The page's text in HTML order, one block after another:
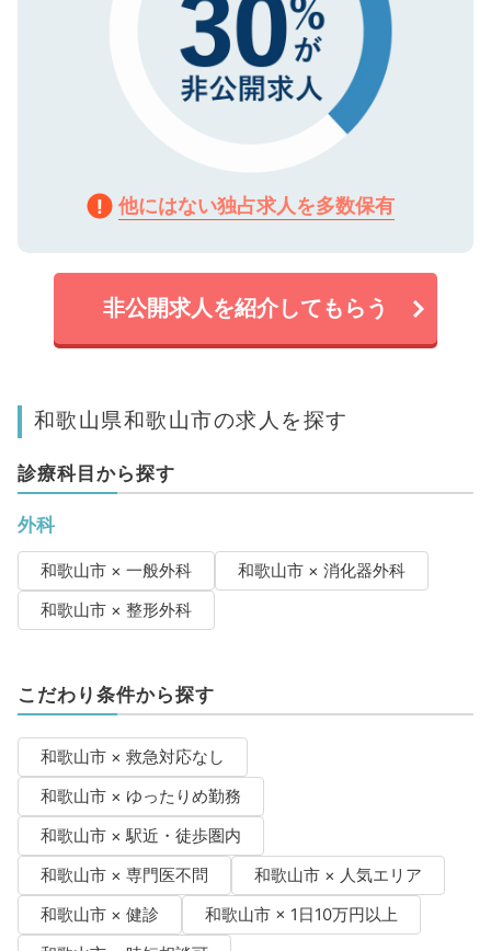
他にはない独占求人を多数保有
非公開求人を紹介してもらう
和歌山県和歌山市の求人を探す
診療科目から探す
外科
和歌山市 × 一般外科
和歌山市 × 消化器外科
和歌山市 × 整形外科
こだわり条件から探す
和歌山市 × 救急対応なし
和歌山市 × ゆったりめ勤務
和歌山市 × 駅近・徒歩圏内
和歌山市 × 専門医不問
和歌山市 × 人気エリア
和歌山市 × 健診
和歌山市 × 1日10万円以上